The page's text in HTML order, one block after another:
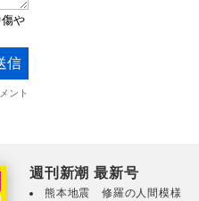
週刊新潮 最新号
熊本地震 修羅の人間模様